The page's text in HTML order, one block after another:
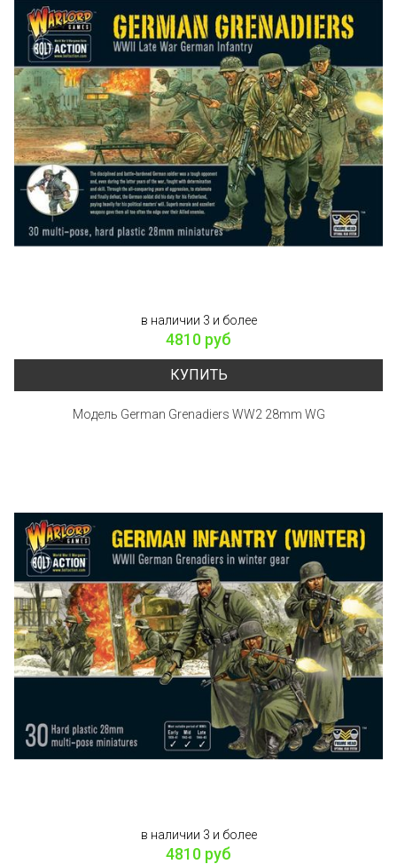
в наличии 3 и более
4810 руб
КУПИТЬ
Модель German Grenadiers WW2 28mm WG
в наличии 3 и более
4810 руб